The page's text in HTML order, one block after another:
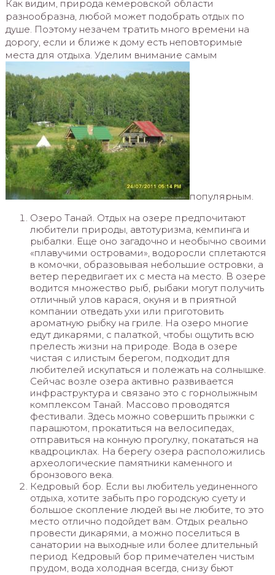
Как видим, природа кемеровской области
разнообразна, любой может подобрать отдых по
душе. Поэтому незачем тратить много времени на
дорогу, если и ближе к дому есть неповторимые
места для отдыха. Уделим внимание самым
популярным.
Озеро Танай. Отдых на озере предпочитают
любители природы, автотуризма, кемпинга и
рыбалки. Еще оно загадочно и необычно своими
«плавучими островами», водоросли сплетаются
в комочки, образовывая небольшие островки, а
ветер передвигает их с места на место. В озере
водится множество рыб, рыбаки могут получить
отличный улов карася, окуня и в приятной
компании отведать ухи или приготовить
ароматную рыбку на гриле. На озеро многие
едут дикарями, с палаткой, чтобы ощутить всю
прелесть жизни на природе. Вода в озере
чистая с илистым берегом, подходит для
любителей искупаться и полежать на солнышке.
Сейчас возле озера активно развивается
инфраструктура и связано это с горнолыжным
комплексом Танай. Массово проводятся
фестивали. Здесь можно совершить прыжки с
парашютом, прокатиться на велосипедах,
отправиться на конную прогулку, покататься на
квадроциклах. На берегу озера расположились
археологические памятники каменного и
бронзового века.
Кедровый бор. Если вы любитель уединенного
отдыха, хотите забыть про городскую суету и
большое скопление людей вы не любите, то это
место отлично подойдет вам. Отдых реально
провести дикарями, а можно поселиться в
санатории на выходные или более длительный
период. Кедровый бор примечателен чистым
прудом, вода холодная всегда, снизу бьют